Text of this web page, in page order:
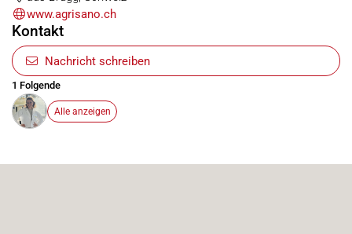
www.agrisano.ch
Kontakt
Nachricht schreiben
1 Folgende
Alle anzeigen